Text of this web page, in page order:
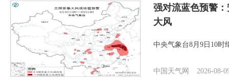
强对流蓝色预警
大风
中央气象台8月9日10时
中国天气网 2026-08-